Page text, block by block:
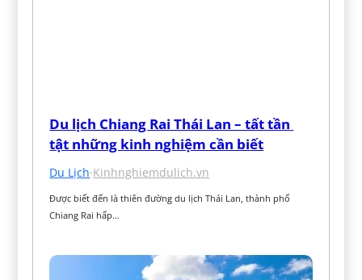
Du lịch Chiang Rai Thái Lan – tất tần
tật những kinh nghiệm cần biết
Du Lịch·Kinhnghiemdulich.vn
Được biết đến là thiên đường du lịch Thái Lan, thành phố
Chiang Rai hấp…